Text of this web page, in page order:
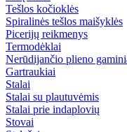
Tešlos kočioklės
Spiralinės tešlos maišyklės
Picerijų reikmenys
Termodėklai
Nerūdijančio plieno
Gartraukiai
Stalai
Stalai su plautuvėmis
Stalai prie indaplovių
Stovai